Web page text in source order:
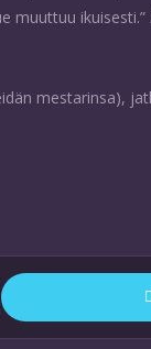
muuttuu
mestarinsa),